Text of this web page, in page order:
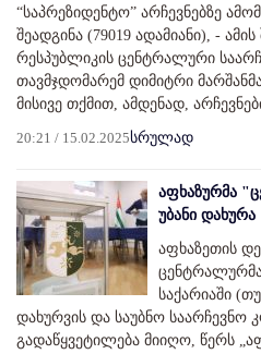
“საპრეზიდენტო” არჩევნებზე
შეადგინა (79019 ადამიანი), -
რესპუბლიკის ცენტრალური
თავმჯდომარემ დიმიტრი
მისივე თქმით, ამდენად,
20:21 / 15.02.2025სრულად
აფხაზურმა
უბანი დახურა
აფხაზეთის
ცენტრალურმა
საქარიაში
დახურვის და საუბნო საარჩევნო
გადაწყვეტილება მიიღო, წერს